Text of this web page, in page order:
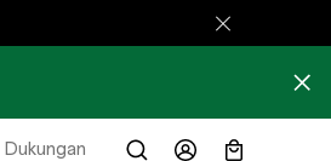
Dukungan